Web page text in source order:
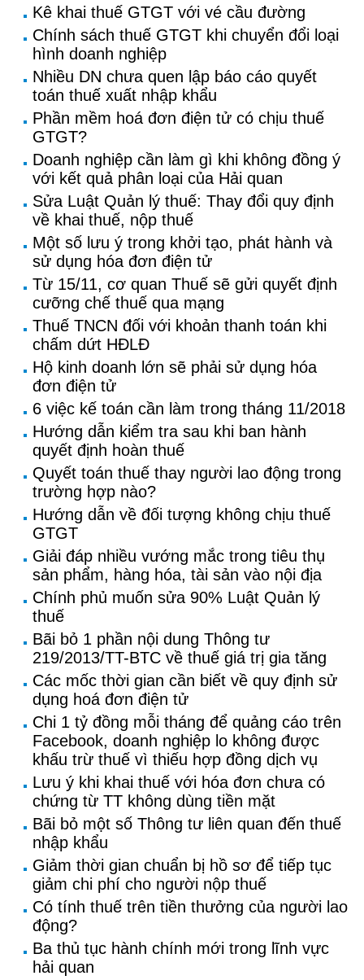
Kê khai thuế GTGT với vé cầu đường
Chính sách thuế GTGT khi chuyển đổi loại
hình doanh nghiệp
Nhiều DN chưa quen lập báo cáo quyết
toán thuế xuất nhập khẩu
Phần mềm hoá đơn điện tử có chịu thuế
GTGT?
Doanh nghiệp cần làm gì khi không đồng ý
với kết quả phân loại của Hải quan
Sửa Luật Quản lý thuế: Thay đổi quy định
về khai thuế, nộp thuế
Một số lưu ý trong khởi tạo, phát hành và
sử dụng hóa đơn điện tử
Từ 15/11, cơ quan Thuế sẽ gửi quyết định
cưỡng chế thuế qua mạng
Thuế TNCN đối với khoản thanh toán khi
chấm dứt HĐLĐ
Hộ kinh doanh lớn sẽ phải sử dụng hóa
đơn điện tử
6 việc kế toán cần làm trong tháng 11/2018
Hướng dẫn kiểm tra sau khi ban hành
quyết định hoàn thuế
Quyết toán thuế thay người lao động trong
trường hợp nào?
Hướng dẫn về đối tượng không chịu thuế
GTGT
Giải đáp nhiều vướng mắc trong tiêu thụ
sản phẩm, hàng hóa, tài sản vào nội địa
Chính phủ muốn sửa 90% Luật Quản lý
thuế
Bãi bỏ 1 phần nội dung Thông tư
219/2013/TT-BTC về thuế giá trị gia tăng
Các mốc thời gian cần biết về quy định sử
dụng hoá đơn điện tử
Chi 1 tỷ đồng mỗi tháng để quảng cáo trên
Facebook, doanh nghiệp lo không được
khấu trừ thuế vì thiếu hợp đồng dịch vụ
Lưu ý khi khai thuế với hóa đơn chưa có
chứng từ TT không dùng tiền mặt
Bãi bỏ một số Thông tư liên quan đến thuế
nhập khẩu
Giảm thời gian chuẩn bị hồ sơ để tiếp tục
giảm chi phí cho người nộp thuế
Có tính thuế trên tiền thưởng của người lao
động?
Ba thủ tục hành chính mới trong lĩnh vực
hải quan